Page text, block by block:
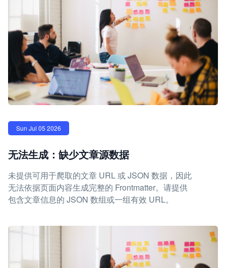
Sun Jul 05 2026
无法生成：缺少文章源数据
未提供可用于爬取的文章 URL 或 JSON 数据，因此
无法依据页面内容生成完整的 Frontmatter。请提供
包含文章信息的 JSON 数组或一组有效 URL。